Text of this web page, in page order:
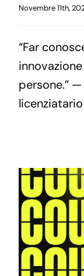
Novembre 11th,
“Far
persone.”